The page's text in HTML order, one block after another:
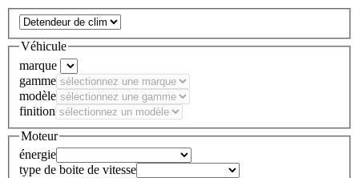
Véhicule
marque
gamme
modèle
finition
Moteur
énergie
type de boite de vitesse